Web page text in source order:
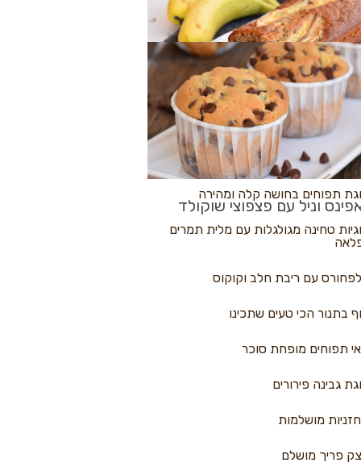
פיצה
בננות
וניל עם פצפוצי שוקולד
נקראים
תפוחים בחושה קלה ומהירה
טחינה מגולגלות עם מלית תמרים
עם ריבת חלב וקוקוס
בתנור הכי טעים שתכינו
תפוחים מופחת סוכר
גבינה פירורים
מושלמות
פריך מושלם